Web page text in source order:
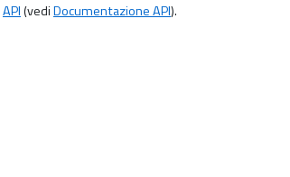
API(vediDocumentazione API).